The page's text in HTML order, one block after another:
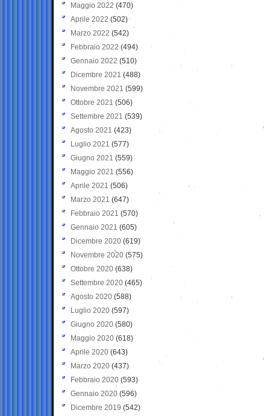
Maggio 2022 (470)
Aprile 2022 (502)
Marzo 2022 (542)
Febbraio 2022 (494)
Gennaio 2022 (510)
Dicembre 2021 (488)
Novembre 2021 (599)
Ottobre 2021 (506)
Settembre 2021 (539)
Agosto 2021 (423)
Luglio 2021 (577)
Giugno 2021(559)
Maggio 2021 (556)
Aprile 2021 (506)
Marzo 2021 (647)
Febbraio 2021 (570)
Gennaio 2021 (605)
Dicembre 2020 (619)
Novembre 2020 (575)
Ottobre 2020 (638)
Settembre 2020(465)
Agosto 2020 (588)
Luglio 2020 (597)
Giugno 2020 (580)
Maggio 2020 (618)
Aprile 2020 (643)
Marzo 2020 (437)
Febbraio 2020 (593)
Gennaio 2020 (596)
Dicembre 2019 (542)